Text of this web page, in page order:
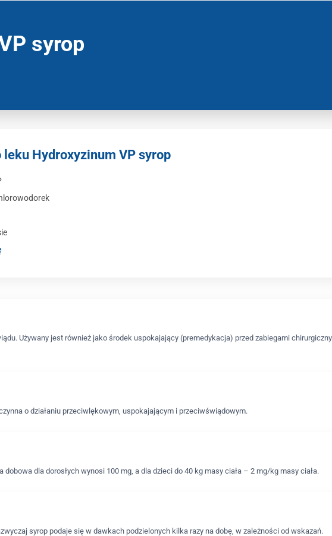
syrop
Hydroxyzinum VP syrop
Używany jest również jako środek uspokajający (premedykacja) przed zabiegami
o działaniu przeciwlękowym, uspokajającym i przeciwświądowym.
dla dorosłych wynosi 100 mg, a dla dzieci do 40 kg masy ciała – 2 mg/kg masy ciała.
syrop podaje się w dawkach podzielonych kilka razy na dobę, w zależności od wskazań.